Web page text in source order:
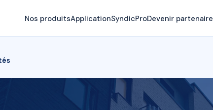
Nos produitsApplicationSyndicProDevenir partenaire